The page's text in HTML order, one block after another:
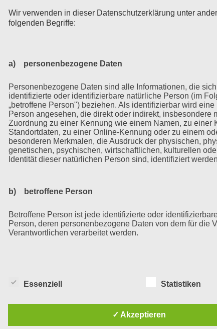
in #Grimma. Kommt
aus Peru, Cuba und
#streetfoodtrailer. Mit
MEHR
Kategorie
Delitzsch
Am
Los geht’s
mittendrin.
sehen uns
Wir verwenden in dieser Datenschutzerklärung unter
folgenden Begriffe:
a) personenbezogene Daten
Personenbezogene Daten sind alle Informationen, die
identifizierte oder identifizierbare natürliche Person (im
„betroffene Person") beziehen. Als identifizierbar wird
Person angesehen, die direkt oder indirekt, insbesondere
Zuordnung zu einer Kennung wie einem Namen, zu einer
Standortdaten, zu einer Online-Kennung oder zu einem
besonderen Merkmalen, die Ausdruck der physischen,
genetischen, psychischen, wirtschaftlichen, kulturellen
Identität dieser natürlichen Person sind, identifiziert
b) betroffene Person
Betroffene Person ist jede identifizierte oder
Person, deren personenbezogene Daten von dem für die
Verantwortlichen verarbeitet werden.
Verarbeitung ist jeder mit oder ohne Hilfe automatisierter
mit personenbezogenen Daten wie das Erheben, das
Organisation, das Ordnen, die Speicherung, die
Veränderung, das Auslesen, das Abfragen, die
Essenziell Statistiken
✓ Akzeptieren